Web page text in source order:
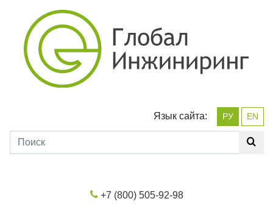
Язык сайта: РУ EN
+7 (800) 505-92-98